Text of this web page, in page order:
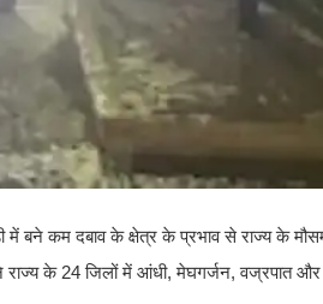
में बने कम दबाव के क्षेत्र के प्रभाव से राज्य के
राज्य के 24 जिलों में आंधी, मेघगर्जन, वज्रपात और